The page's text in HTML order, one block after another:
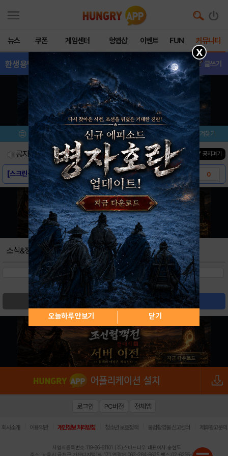
뉴스 쿠폰 게임센터 헝앱샵 이벤트 FUN 커뮤니티
환생용병단:방치형R - 소식&정보 글쓰기
메뉴 이벤트/미션 설치/평가 즐겨찾기
공지사항 진행중인 이벤트0건 ▼ 공지펴기
[스크린샷] - 환생 용병단 : 방치형RPG .. 0
[게임소개] - 환생 용병단 : 방치형RPG ..
소식&정보
검색 글쓰기
X
오늘하루 안보기 닫기
로그인 PC버전 전체앱
회사소개 이용약관 개인정보 처리방침 청소년 보호정책 불법촬영물 신고센터 제휴광고문의
사업자등록번호:119-86-61101 (주)스마트나우 대표이사:송현두
주소: 서울시 금천구 가산디지털1로 171 연락처:063-284-8635 팩스:02-6265-0377